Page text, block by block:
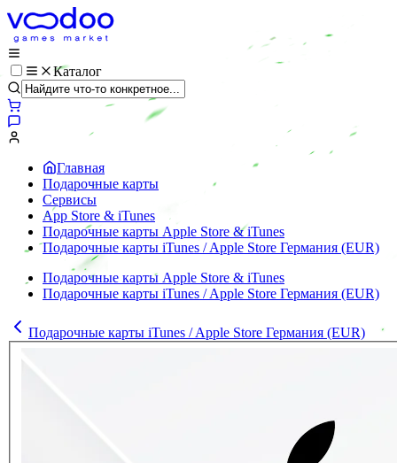
Каталог
Главная
Подарочные карты
Сервисы
App Store & iTunes
Подарочные карты Apple Store & iTunes
Подарочные карты iTunes / Apple Store Германия (EUR)
Подарочные карты Apple Store & iTunes
Подарочные карты iTunes / Apple Store Германия (EUR)
Подарочные карты iTunes / Apple Store Германия (EUR)